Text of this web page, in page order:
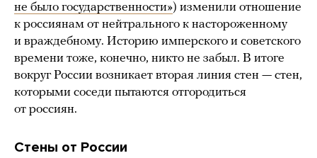
не было государственности») изменили отношение
к россиянам от нейтрального к настороженному
и враждебному. Историю имперского и советского
времени тоже, конечно, никто не забыл. В итоге
вокруг России возникает вторая линия стен — стен,
которыми соседи пытаются отгородиться
от россиян.
Стены от России